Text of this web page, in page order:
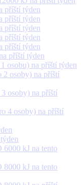
příští týden
příští týden
příští týden
příští týden
příští týden
příští týden
osobu) na příští týden
osoby) na příští
osoby) na příští
4 osoby) na příští
kJ na tento
kJ na tento